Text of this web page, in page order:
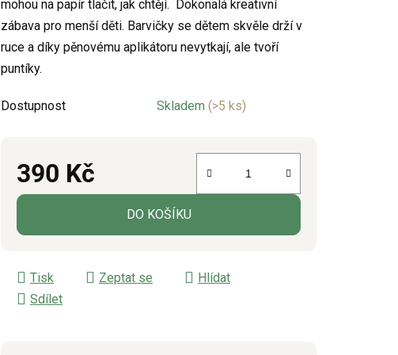
z
5
hvězdiček.
mohou na papír tlačit, jak chtějí. Dokonalá kreativní
zábava pro menší děti. Barvičky se dětem skvěle drží v
ruce a díky pěnovému aplikátoru nevytkají, ale tvoří
puntíky.
Dostupnost Skladem (>5 ks)
390 Kč
Měrná cena:
DO KOŠÍKU
Tisk Zeptat se
Hlídat
Sdílet